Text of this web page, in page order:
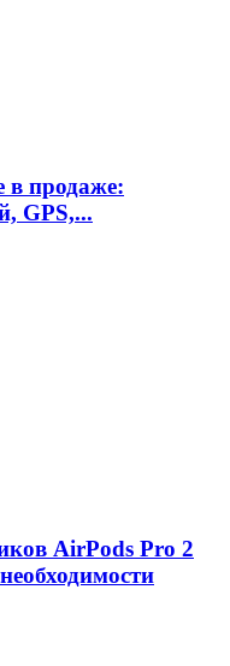
в продаже:
GPS,...
AirPods Pro 2